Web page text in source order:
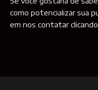
como potencializar sua
em nos contatar clicando